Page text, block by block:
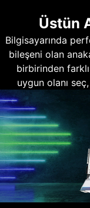
Üstün
Bilgisayarında
bileşeni olan
birbirinden
uygun olanı